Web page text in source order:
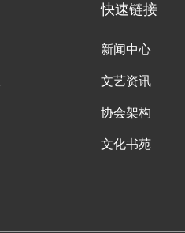
快速链接
新闻中心
文艺资讯
协会架构
文化书苑